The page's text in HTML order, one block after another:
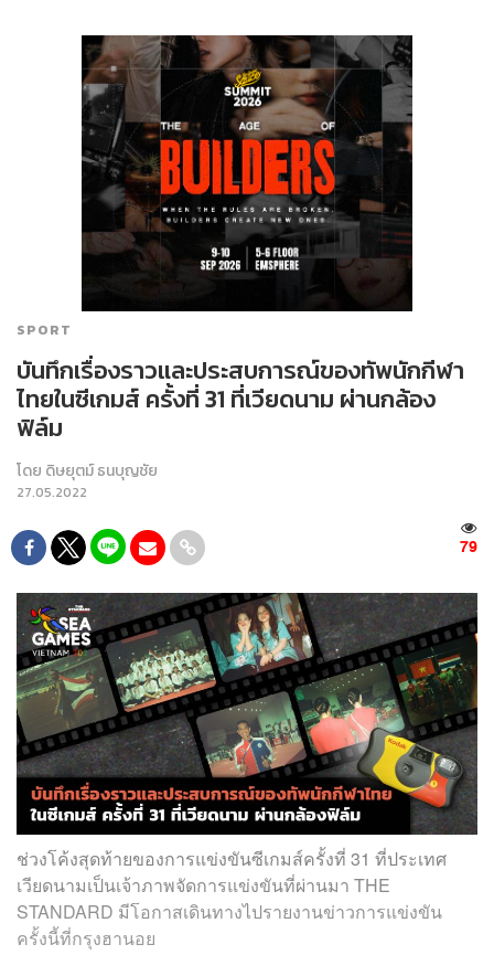
SPORT
บันทึกเรื่องราวและประสบการณ์ของทัพนักกีฬา
ไทยในซีเกมส์ ครั้งที่ 31 ที่เวียดนาม ผ่านกล้อง
ฟิล์ม
โดย ดิษยุตม์ ธนบุญชัย
27.05.2022
79
ช่วงโค้งสุดท้ายของการแข่งขันซีเกมส์ครั้งที่ 31 ที่ประเทศ
เวียดนามเป็นเจ้าภาพจัดการแข่งขันที่ผ่านมา THE
STANDARD มีโอกาสเดินทางไปรายงานข่าวการแข่งขัน
ครั้งนี้ที่กรุงฮานอย